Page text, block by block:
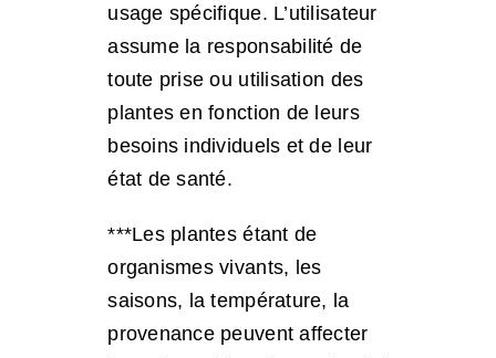
usage spécifique. L’utilisateur
assume la responsabilité de
toute prise ou utilisation des
plantes en fonction de leurs
besoins individuels et de leur
état de santé.
***Les plantes étant de
organismes vivants, les
saisons, la température, la
provenance peuvent affecter